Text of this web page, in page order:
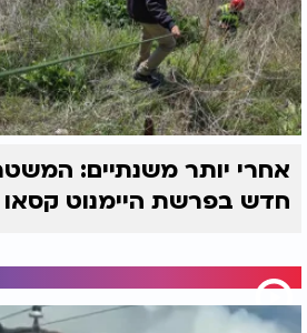
אחרי יותר משנתיים:
חדש בפרשת היימנוט קסאו